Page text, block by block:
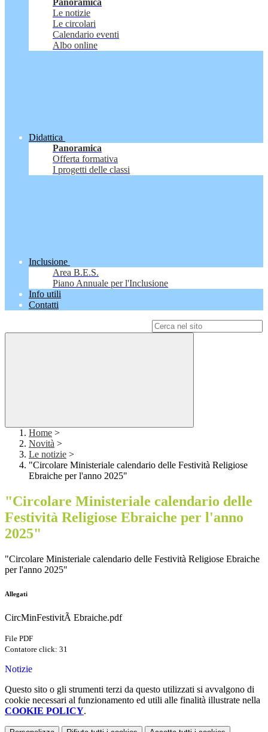
Panoramica
Le notizie
Le circolari
Calendario eventi
Albo online
Didattica
Panoramica
Offerta formativa
I progetti delle classi
Inclusione
Area B.E.S.
Piano Annuale per l'Inclusione
Info utili
Contatti
Home >
Novità >
Le notizie >
"Circolare Ministeriale calendario delle Festività Religiose
Ebraiche per l'anno 2025"
"Circolare Ministeriale calendario delle
Festività Religiose Ebraiche per l'anno
2025"
"Circolare Ministeriale calendario delle Festività Religiose Ebraiche
per l'anno 2025"
Allegati
CircMinFestivitÃ Ebraiche.pdf
File PDF
Contatore click: 31
Notizie
Questo sito o gli strumenti terzi da questo utilizzati si avvalgono di
cookie necessari al funzionamento ed utili alle finalità illustrate nella
COOKIE POLICY.